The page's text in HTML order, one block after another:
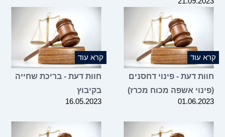
קרא עוד
חוות דעת - פינוי דחסנים
(פינוי אשפה מכוח מכרז)
01.06.2023
קרא עוד
חוות דעת - בריכת שחייה
בקיבוץ
16.05.2023